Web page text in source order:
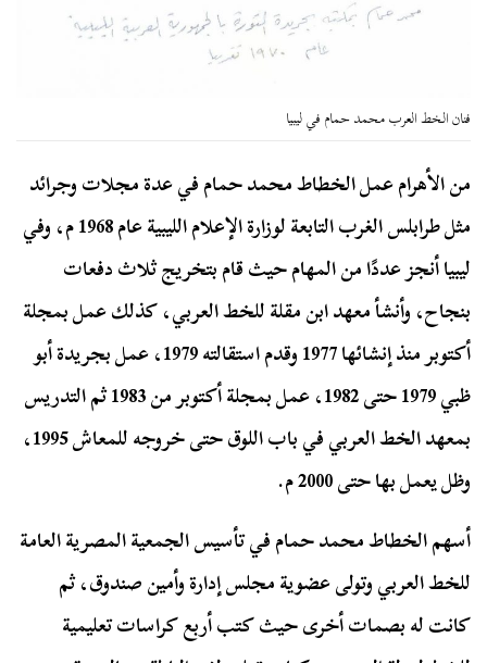
فنان الخط العرب محمد حمام في ليبيا
من الأهرام عمل الخطاط محمد حمام في عدة مجلات وجرائد
مثل طرابلس الغرب التابعة لوزارة الإعلام الليبية عام 1968 م، وفي
ليبيا أنجز عددًا من المهام حيث قام بتخريج ثلاث دفعات
بنجاح، وأنشأ معهد ابن مقلة للخط العربي، كذلك عمل بمجلة
أكتوبر منذ إنشائها 1977 وقدم استقالته 1979، عمل بجريدة أبو
ظبي 1979 حتى 1982، عمل بمجلة أكتوبر من 1983 ثم التدريس
بمعهد الخط العربي في باب اللوق حتى خروجه للمعاش 1995،
وظل يعمل بها حتى 2000 م.
أسهم الخطاط محمد حمام في تأسيس الجمعية المصرية العامة
للخط العربي وتولى عضوية مجلس إدارة وأمين صندوق، ثم
كانت له بصمات أخرى حيث كتب أربع كراسات تعليمية